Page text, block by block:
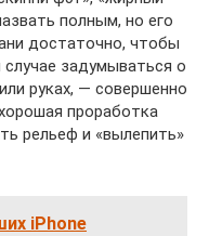
полным, но его
достаточно, чтобы
задумываться о
руках, — совершенно
проработка
рельеф и «вылепить»
iPhone